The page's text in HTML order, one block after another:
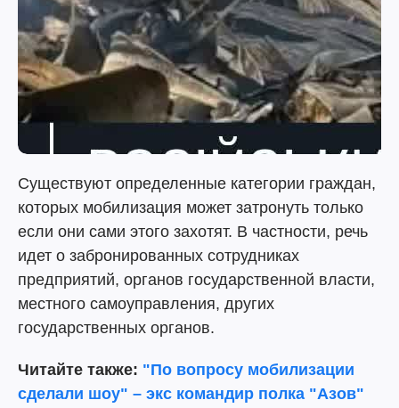
Существуют определенные категории граждан,
которых мобилизация может затронуть только
если они сами этого захотят. В частности, речь
идет о забронированных сотрудниках
предприятий, органов государственной власти,
местного самоуправления, других
государственных органов.
Читайте также: "По вопросу мобилизации
сделали шоу" – экс командир полка "Азов"